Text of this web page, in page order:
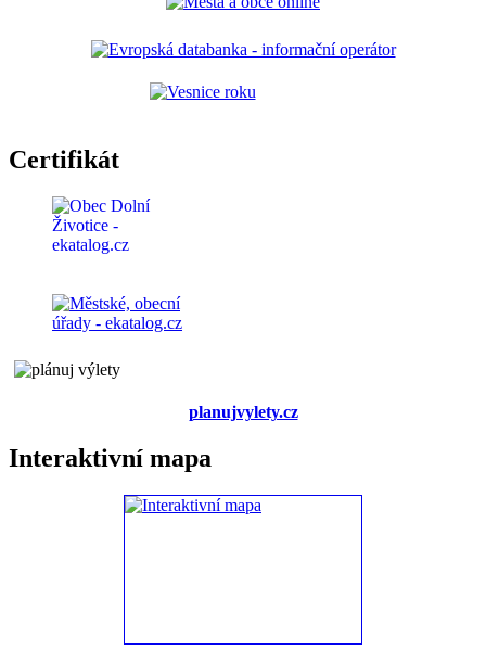
Certifikát
planujvylety.cz
Interaktivní mapa